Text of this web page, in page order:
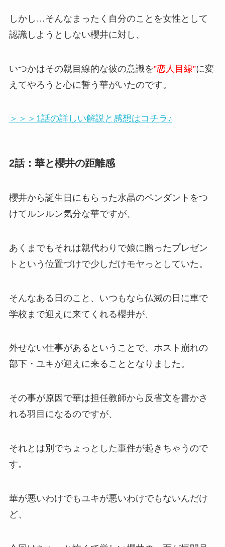
しかし…そんなまったく自分のことを女性として
認識しようとしない櫻井に対し、
いつかはその親目線的な彼の意識を”恋人目線”に変
えてやろうと心に誓う華がいたのです。
＞＞＞1話の詳しい解説と感想はコチラ♪
2話：華と櫻井の距離感
櫻井から誕生日にもらった水晶のペンダントをつ
けてルンルン気分な華ですが、
あくまでもそれは親代わりで娘に贈ったプレゼン
トという位置づけで少しだけモヤっとしていた。
そんなある日のこと、いつもなら仏滅の日に車で
学校まで迎えに来てくれる櫻井が、
外せない仕事があるということで、ホスト崩れの
部下・ ユキが迎えに来ることとなりました。
その事が原因で華は担任教師から反省文を書かさ
れる羽目になるのですが、
それとは別でちょっとした事件が起きちゃうので
す。
華が悪いわけでもユキが悪いわけでもないんだけ
ど、